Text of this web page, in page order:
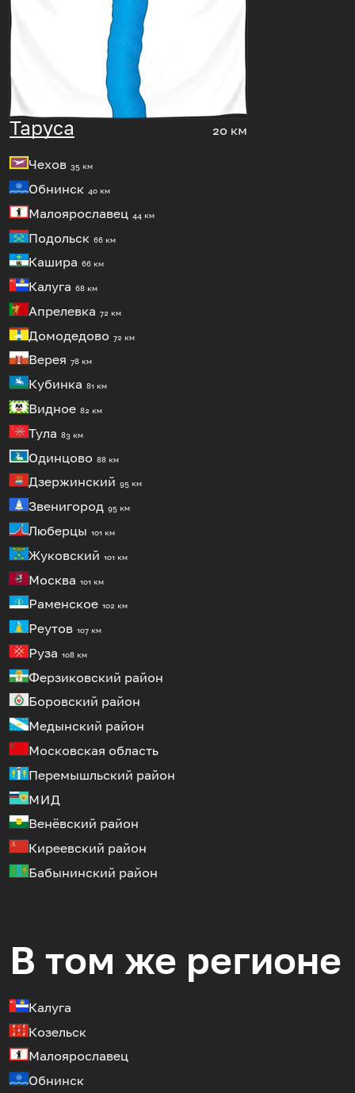
Таруса 20 км
Чехов 35 км
Обнинск 40 км
Малоярославец 44 км
Подольск 66 км
Кашира 66 км
Калуга 68 км
Апрелевка 72 км
Домодедово 72 км
Верея 78 км
Кубинка 81 км
Видное 82 км
Тула 83 км
Одинцово 88 км
Дзержинский 95 км
Звенигород 95 км
Люберцы 101 км
Жуковский 101 км
Москва 101 км
Раменское 102 км
Реутов 107 км
Руза 108 км
Ферзиковский район
Боровский район
Медынский район
Московская область
Перемышльский район
МИД
Венёвский район
Киреевский район
Бабынинский район
В том же регионе
Калуга
Козельск
Малоярославец
Обнинск